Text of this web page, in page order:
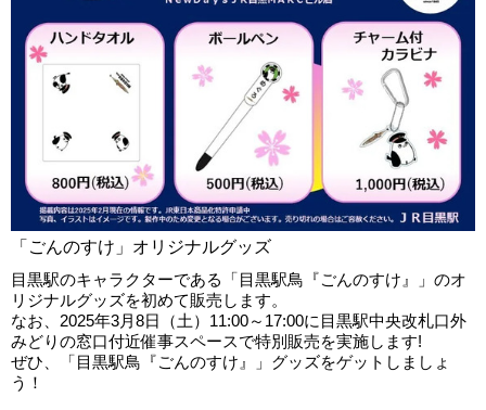
「ごんのすけ」オリジナルグッズ
目黒駅のキャラクターである「目黒駅鳥『ごんのすけ』」のオ
リジナルグッズを初めて販売します。
なお、2025年3月8日（土）11:00～17:00に目黒駅中央改札口外
みどりの窓口付近催事スペースで特別販売を実施します!
ぜひ、「目黒駅鳥『ごんのすけ』」グッズをゲットしましょ
う！